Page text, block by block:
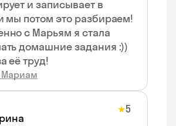
и записывает в
мы потом это разбираем!
с Марьям я стала
домашние задания :))
её труд!
Мариам
★5